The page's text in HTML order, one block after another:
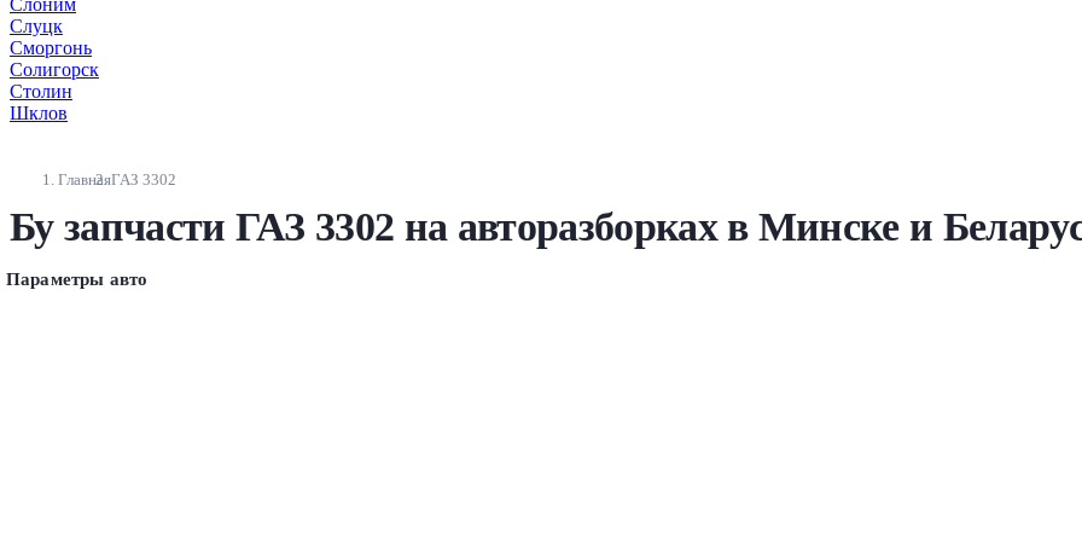
Слуцк
Сморгонь
Солигорск
Столин
Шклов
ГлавнаяГАЗ 3302
Бу запчасти ГАЗ 3302 на авторазборках в Минске и
Параметры авто